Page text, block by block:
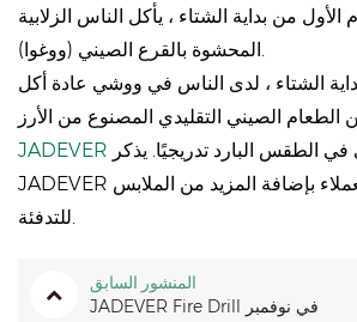
من بداية الشتاء ، يأكل الناس الزلابية
المحشوة بالقرع الصيني (ووغوا).
الشتاء ، لدى الناس في ووشي عادة أكل
JADEVER الطقس البارد تدريجيًا. يذكر
JADEVER جميع الموظفين والعملاء بإضافة المزيد من الملابس
للتدفئة.
المنشور السابق
JADEVER Fire Drill في نوفمبر